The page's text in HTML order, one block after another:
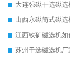
大连强磁干选磁选
山西永磁筒式磁选
江西铁矿磁选机如
苏州干选磁选机厂